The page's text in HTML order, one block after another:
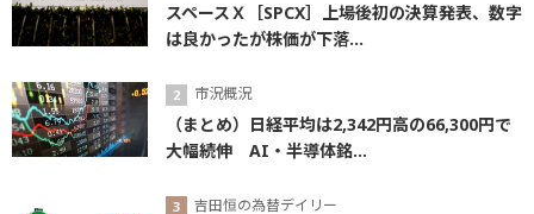
スペースＸ［SPCX］上場後初の決算発表、数字
は良かったが株価が下落...
市況概況
（まとめ）日経平均は2,342円高の66,300円で
大幅続伸 AI・半導体銘...
吉田恒の為替デイリー